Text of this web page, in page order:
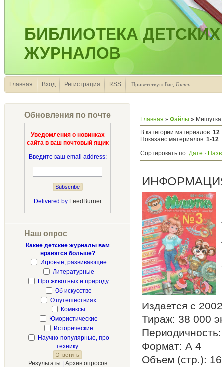
БИБЛИОТЕКА ДЕТСКИХ
ЖУРНАЛОВ
Главная Вход Регистрация RSS Приветствую Вас Гость
Обновления по почте
Уведомления о новинках
сайта в ваш почтовый ящик
Введите ваш email address:
Delivered by FeedBurner
Наш опрос
Какие детские журналы вам
нравятся больше?
Игровые, развивающие
Литературные
Про животных и природу
Об искусстве
О путешествиях
Комиксы
Юмористические
Исторические
Научно-популярные, про
технику
Результаты
Архив опросов
Главная » Файлы » Мишутка
В категории материалов: 12
Показано материалов: 1-12
Сортировать по: Дате ·
Издается с
Тираж: 38 000
Формат: А 4
Объем (стр.): 16